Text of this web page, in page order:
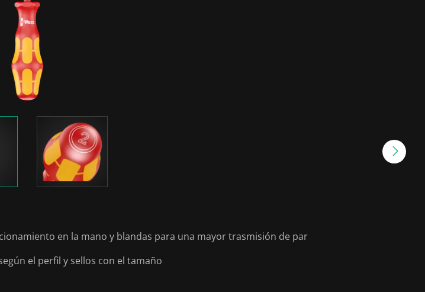
en la mano y blandas para una mayor trasmisión de par
el perfil y sellos con el tamaño